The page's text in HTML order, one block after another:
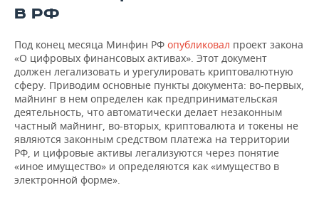
В РФ
Под конец месяца Минфин РФ опубликовал проект закона
«О цифровых финансовых активах». Этот документ
должен легализовать и урегулировать криптовалютную
сферу. Приводим основные пункты документа: во-первых,
майнинг в нем определен как предпринимательская
деятельность, что автоматически делает незаконным
частный майнинг, во-вторых, криптовалюта и токены не
являются законным средством платежа на территории
РФ, и цифровые активы легализуются через понятие
«иное имущество» и определяются как «имущество в
электронной форме».